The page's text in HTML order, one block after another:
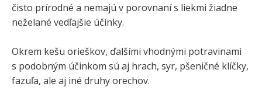
čisto prírodné a nemajú v porovnaní s liekmi žiadne
neželané vedľajšie účinky.
Okrem kešu orieškov, ďalšími vhodnými potravinami
s podobným účinkom sú aj hrach, syr, pšeničné klíčky,
fazuľa, ale aj iné druhy orechov.